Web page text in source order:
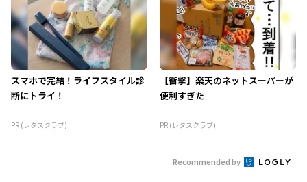
スマホで完結！ライフスタイル診
断にトライ！
PR (レタスクラブ)
【衝撃】楽天のネットスーパーが
便利すぎた
PR (レタスクラブ)
Recommended by